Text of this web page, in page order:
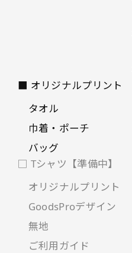
■ オリジナルプリント
タオル
巾着・ポーチ
バッグ
□ Tシャツ【準備中】
オリジナルプリント
GoodsProデザイン
無地
ご利用ガイド